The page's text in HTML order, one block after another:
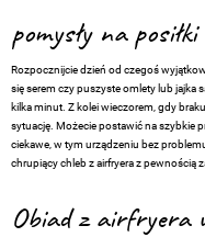
pomysły na posiłki
Rozpocznijcie dzień od czegoś
się serem czy puszyste omlety lub jajka
kilka minut. Z kolei wieczorem, gdy
sytuację. Możecie postawić na szybkie
ciekawe, w tym urządzeniu bez
chrupiący chleb z airfryera z pewnością
Obiad z airfryera